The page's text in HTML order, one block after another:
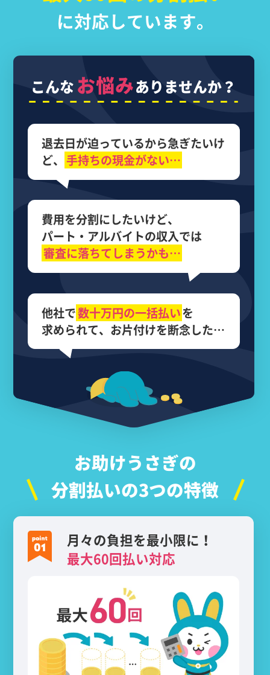
に対応しています。
こんなお悩みありませんか？
退去日が迫っているから急ぎたいけ
ど、 手持ちの現金がない…
費用を分割にしたいけど、
パート・アルバイトの収入では
審査に落ちてしまうかも…
他社で数十万円の一括払いを
求められて、 お片付けを断念した…
お助けうさぎの
分割払いの3つの特徴
月々の負担を最小限に！
最大60回払い対応